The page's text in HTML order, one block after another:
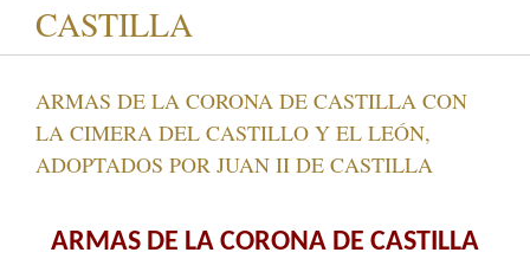
CASTILLA
ARMAS DE LA CORONA DE CASTILLA CON
LA CIMERA DEL CASTILLO Y EL LEÓN,
ADOPTADOS POR JUAN II DE CASTILLA
ARMAS DE LA CORONA DE CASTILLA